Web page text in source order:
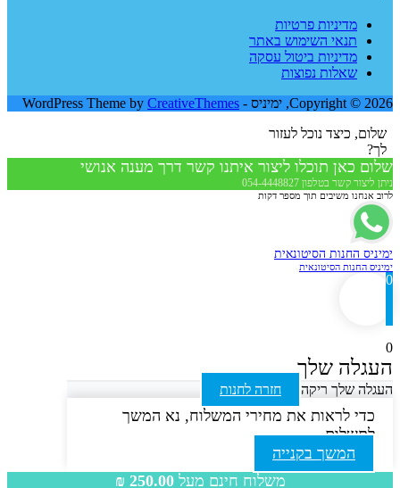
מדיניות פרטיות
תנאי השימוש באתר
מדיניות ביטול עסקה
שאלות נפוצות
Copyright © 2026, ימיניס - WordPress Theme by
CreativeThemes
שלום, כיצד נוכל לעזור
לך?
שלום כאן תוכלו ליצור איתנו קשר דרך מענה אנושי
ניתן ליצור קשר בטלפון 054-4448827
לרוב אנחנו משיבים תוך מספר דקות
ימיניס החנות הסיטונאית
ימיניס החנות הסיטונאית
0
0
העגלה שלך
העגלה שלך ריקה חזרה לחנות
כדי לראות את מחירי המשלוח, נא המשך
לתשלום
המשך בקנייה
משלוח חינם מעל250.00
₪